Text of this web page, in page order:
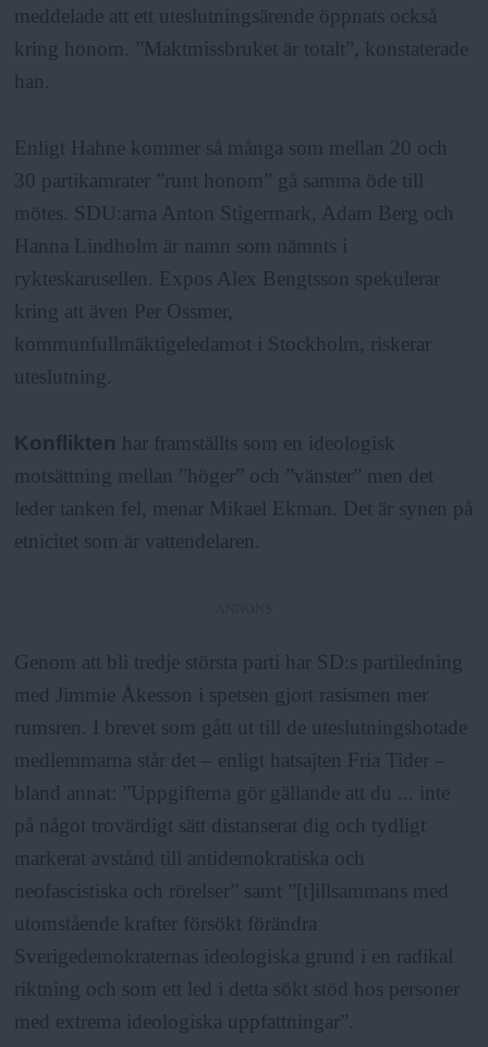
meddelade att ett uteslutningsärende öppnats också
kring honom. ”Maktmissbruket är totalt”, konstaterade
han.
Enligt Hahne kommer så många som mellan 20 och
30 partikamrater ”runt honom” gå samma öde till
mötes. SDU:arna Anton Stigermark, Adam Berg och
Hanna Lindholm är namn som nämnts i
rykteskarusellen. Expos Alex Bengtsson spekulerar
kring att även Per Ossmer,
kommunfullmäktigeledamot i Stockholm, riskerar
uteslutning.
Konflikten har framställts som en ideologisk
motsättning mellan ”höger” och ”vänster” men det
leder tanken fel, menar Mikael Ekman. Det är synen på
etnicitet som är vattendelaren.
Genom att bli tredje största parti har SD:s partiledning
med Jimmie Åkesson i spetsen gjort rasismen mer
rumsren. I brevet som gått ut till de uteslutningshotade
medlemmarna står det – enligt hatsajten Fria Tider –
bland annat: ”Uppgifterna gör gällande att du ... inte
på något trovärdigt sätt distanserat dig och tydligt
markerat avstånd till antidemokratiska och
neofascistiska och rörelser” samt ”[t]illsammans med
utomstående krafter försökt förändra
Sverigedemokraternas ideologiska grund i en radikal
riktning och som ett led i detta sökt stöd hos personer
med extrema ideologiska uppfattningar”.